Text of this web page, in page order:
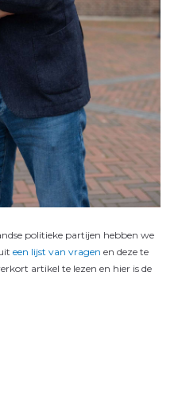
politieke partijen hebben we
een lijst van vragen en deze te
artikel te lezen en hier is de